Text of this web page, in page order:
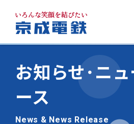
お知らせ･ニ
ース
News & News Release